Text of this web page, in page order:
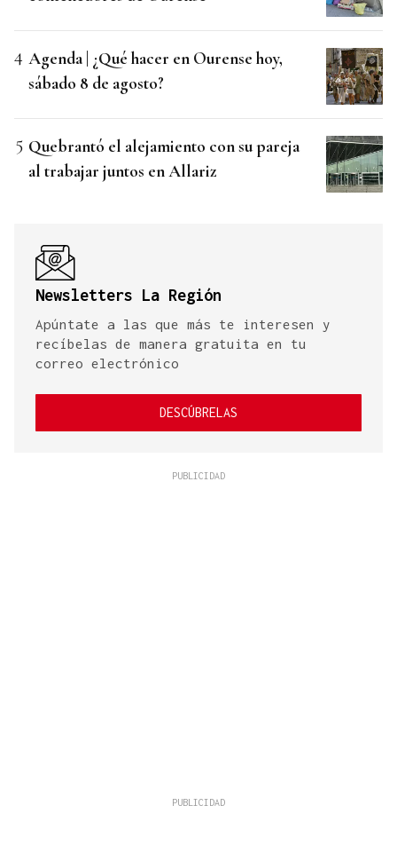
Agenda | ¿Qué hacer en Ourense hoy,
sábado 8 de agosto?
Quebrantó el alejamiento con su pareja
al trabajar juntos en Allariz
Newsletters La Región
Apúntate a las que más te interesen y
recíbelas de manera gratuita en tu
correo electrónico
DESCÚBRELAS